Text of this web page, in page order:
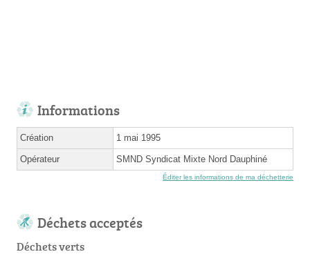
Informations
Création 1 mai 1995
Opérateur SMND Syndicat Mixte Nord Dauphiné
Éditer les informations de ma déchetterie
Déchets acceptés
Déchets verts